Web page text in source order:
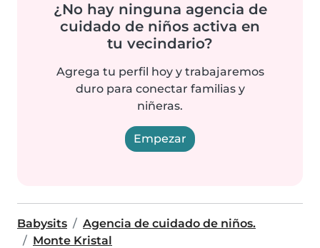
¿No hay ninguna agencia de
cuidado de niños activa en
tu vecindario?
Agrega tu perfil hoy y trabajaremos
duro para conectar familias y
niñeras.
Empezar
Babysits
Agencia de cuidado de niños.
Monte Kristal